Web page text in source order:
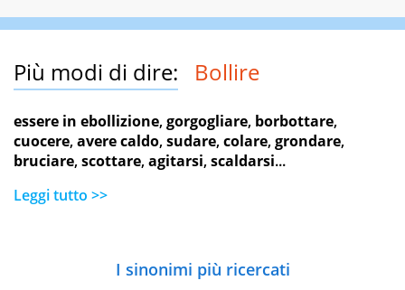
Più modi di dire: Bollire
essere in ebollizione,gorgogliare, borbottare,
cuocere,avere caldo,sudare,colare,grondare,
bruciare,scottare,agitarsi,scaldarsi...
Leggi tutto >>
I sinonimi più ricercati